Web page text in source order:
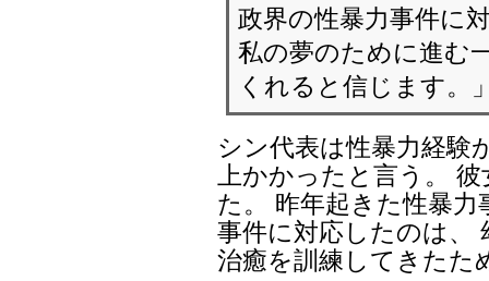
治癒の過程なのです
政界の性暴力事件に
私の夢のために進む
くれると信じます。
シン代表は性暴力経験
上かかったと言う。
た。 昨年起きた性暴
事件に対応したのは、